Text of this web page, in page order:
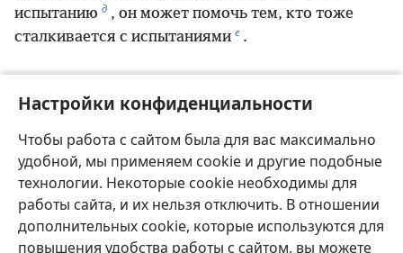
Настройки конфиденциальности
Чтобы работа с сайтом была для вас максимально
удобной, мы применяем cookie и другие подобные
технологии. Некоторые cookie необходимы для
работы сайта, и их нельзя отключить. В отношении
дополнительных cookie, которые используются для
повышения удобства работы с сайтом, вы можете
испытанию д , он может помочь тем, кто тоже
сталкивается с испытаниями е .
Назад Далее
Копирайты этой публикации
Copyright©2026Watch Tower Bible and Tract Society of
Pennsylvania.